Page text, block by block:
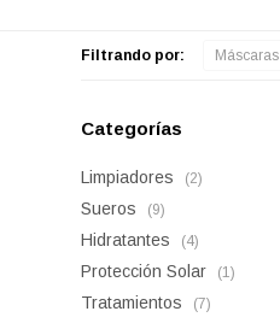
Filtrando por: Máscaras
Categorías
Limpiadores (2)
Sueros (9)
Hidratantes (4)
Protección Solar (1)
Tratamientos (7)